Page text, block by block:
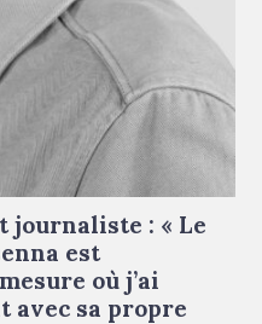
journaliste : « Le
est
où j’ai
avec sa propre